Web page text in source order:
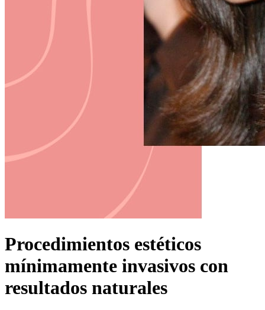
Procedimientos estéticos
mínimamente invasivos con
resultados naturales